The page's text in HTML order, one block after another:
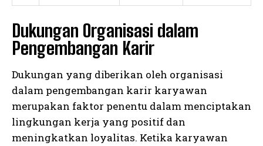
Dukungan Organisasi dalam
Pengembangan Karir
Dukungan yang diberikan oleh organisasi
dalam pengembangan karir karyawan
merupakan faktor penentu dalam menciptakan
lingkungan kerja yang positif dan
meningkatkan loyalitas. Ketika karyawan